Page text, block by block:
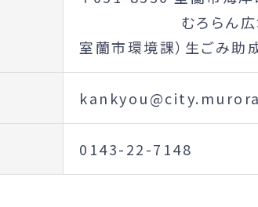
むろらん広域セ
室蘭市環境課）生ごみ助
0143-22-7148